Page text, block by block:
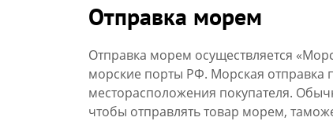
Отправка морем
Отправка морем осуществляется
морские порты РФ. Морская
месторасположения покупателя.
чтобы отправлять товар морем,